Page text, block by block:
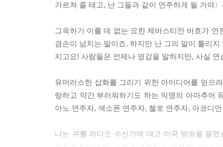
가르쳐 줄 테고, 난 그들과 같이 연주하게 될 거야
그윽하기 이를 데 없는 요한 제바스티안 바흐가
겸손이 넘치는 말이죠. 하지만 난 그의 말이 틀리
지고요! 사람들은 언제나 영감을 말하지만, 사실
유머러스한 삽화를 그리기 위한 아이디어를 얻으
랑하고 약간 부러워하기도 하는 익명의 아마추어
아노 연주자, 색소폰 연주자, 첼로 연주자, 아코디
나는 귀를 라디오 수신기에 대고 미국 방송을 들